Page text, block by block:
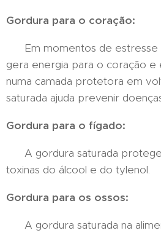
Gordura para o coração:
Em momentos de estresse
gera energia para o coração
numa camada protetora em
saturada ajuda prevenir
Gordura para o fígado:
A gordura saturada protege
toxinas do álcool e do tylenol.
Gordura para os ossos:
A gordura saturada na